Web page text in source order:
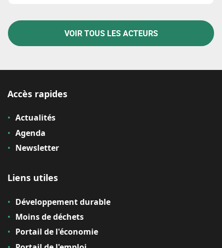
VOIR TOUS LES ACTEURS
Accès rapides
Actualités
Agenda
Newsletter
Liens utiles
Développement durable
Moins de déchets
Portail de l'économie